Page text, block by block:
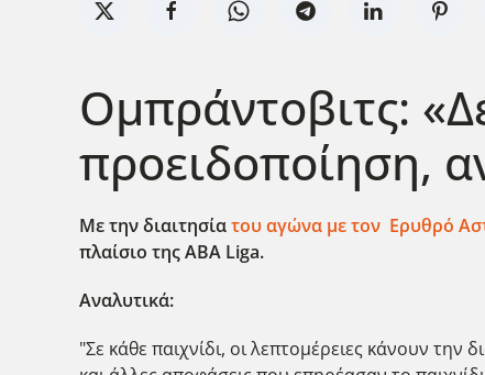
Ομπράντοβιτς:
προειδοποίηση,
Με την διαιτησίατου αγώνα με τον Ερυθρό
πλαίσιο της ABA Liga.
Αναλυτικά:
"Σε κάθε παιχνίδι, οι λεπτομέρειες κάνουν